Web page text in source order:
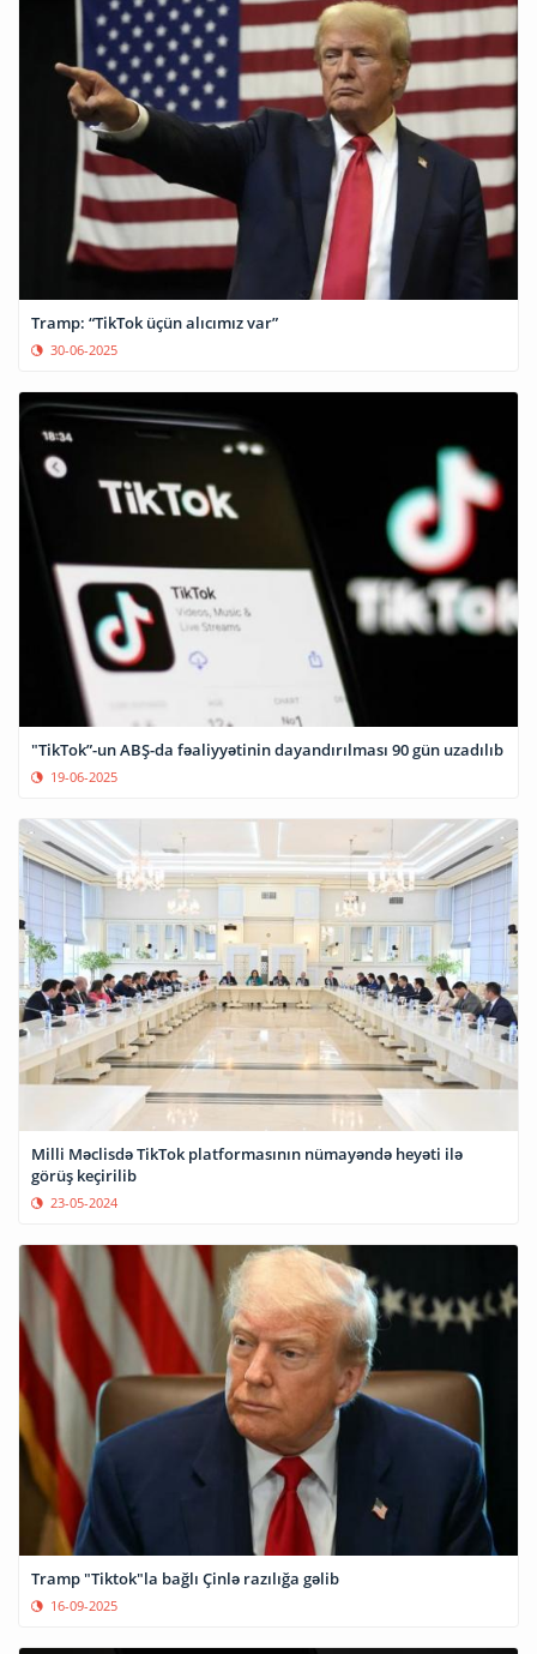
Tramp: “TikTok üçün alıcımız var”
30-06-2025
"TikTok”-un ABŞ-da fəaliyyətinin dayandırılması 90 gün uzadılıb
19-06-2025
Milli Məclisdə TikTok platformasının nümayəndə heyəti ilə
görüş keçirilib
23-05-2024
Tramp "Tiktok"la bağlı Çinlə razılığa gəlib
16-09-2025